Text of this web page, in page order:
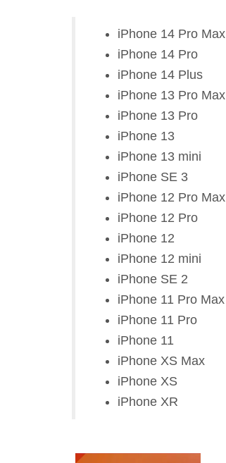
iPhone 14 Pro Max
iPhone 14 Pro
iPhone 14 Plus
iPhone 13 Pro Max
iPhone 13 Pro
iPhone 13
iPhone 13 mini
iPhone SE 3
iPhone 12 Pro Max
iPhone 12 Pro
iPhone 12
iPhone 12 mini
iPhone SE 2
iPhone 11 Pro Max
iPhone 11 Pro
iPhone 11
iPhone XS Max
iPhone XS
iPhone XR